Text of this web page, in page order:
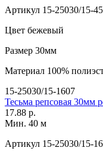
Артикул 15-25030/15-
Цвет бежевый
Размер 30мм
Материал 100%
15-25030/15-1607
Тесьма репсовая 30мм
17.88 р.
Мин. 40 м
Артикул 15-25030/15-